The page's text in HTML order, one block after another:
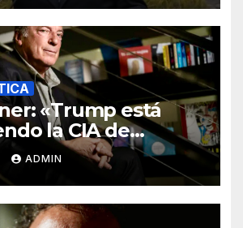
«Trump está
la CIA de
ADMIN